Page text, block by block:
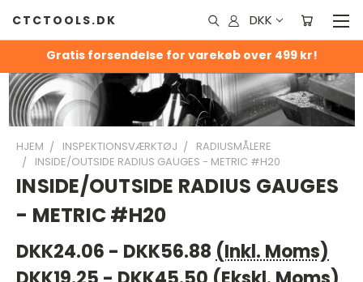
Gratis forsendelse for varekøb over 499 kr!
CTCTOOLS.DK DKK
HJEM INSPEKTIONSVÆRKTØJ
RADIUSMÅLERE
INSIDE/OUTSIDE RADIUS GAUGES - METRIC #H20
INSIDE/OUTSIDE RADIUS GAUGES
- METRIC #H20
DKK24.06 - DKK56.88 (Inkl. Moms)